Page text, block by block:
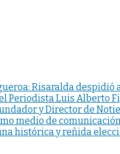
Risaralda despidió
Periodista Luis Alberto
y Director de
medio de
histórica y reñida